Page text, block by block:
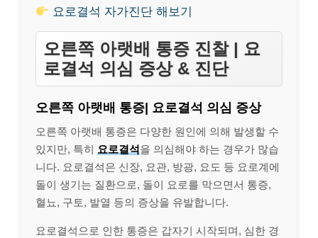
요로결석 자가진단 해보기
오른쪽 아랫배 통증 진찰 | 요
로결석 의심 증상 & 진단
오른쪽 아랫배 통증| 요로결석 의심 증상
오른쪽 아랫배 통증은 다양한 원인에 의해 발생할 수
있지만, 특히 요로결석을 의심해야 하는 경우가 많습
니다. 요로결석은 신장, 요관, 방광, 요도 등 요로계에
돌이 생기는 질환으로, 돌이 요로를 막으면서 통증,
혈뇨, 구토, 발열 등의 증상을 유발합니다.
요로결석으로 인한 통증은 갑자기 시작되며, 심한 경